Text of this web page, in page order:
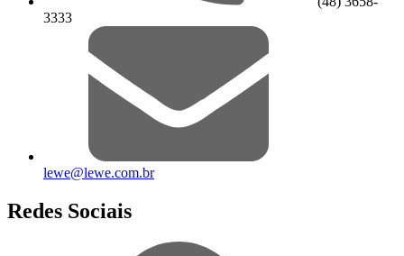
3333
lewe@lewe.com.br
Redes Sociais